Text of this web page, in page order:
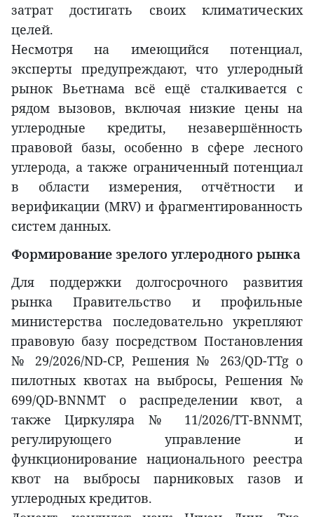
затрат достигать своих климатических
целей.
Несмотря на имеющийся потенциал,
эксперты предупреждают, что углеродный
рынок Вьетнама всё ещё сталкивается с
рядом вызовов, включая низкие цены на
углеродные кредиты, незавершённость
правовой базы, особенно в сфере лесного
углерода, а также ограниченный потенциал
в области измерения, отчётности и
верификации (MRV) и фрагментированность
систем данных.
Формирование зрелого углеродного рынка
Для поддержки долгосрочного развития
рынка Правительство и профильные
министерства последовательно укрепляют
правовую базу посредством Постановления
№ 29/2026/ND-CP, Решения № 263/QD-TTg о
пилотных квотах на выбросы, Решения №
699/QD-BNNMT о распределении квот, а
также Циркуляра № 11/2026/TT-BNNMT,
регулирующего управление и
функционирование национального реестра
квот на выбросы парниковых газов и
углеродных кредитов.